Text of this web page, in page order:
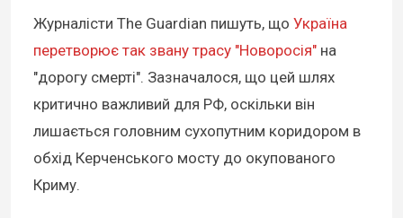
Журналісти The Guardian пишуть, що Україна
перетворює так звану трасу "Новоросія" на
"дорогу смерті". Зазначалося, що цей шлях
критично важливий для РФ, оскільки він
лишається головним сухопутним коридором в
обхід Керченського мосту до окупованого
Криму.